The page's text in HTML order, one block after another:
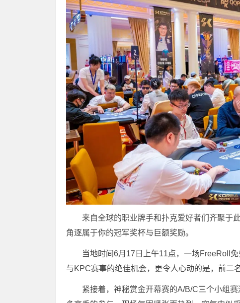
来自全球的职业牌手和扑克爱好者们齐聚于
角逐属于你的冠军奖杯与巨额奖励。
当地时间6月17日上午11点，一场FreeRoll
与KPC赛事的绝佳机会，更令人心动的是，前二
紧接着，神秘赏金开幕赛的A/B/C三个小组